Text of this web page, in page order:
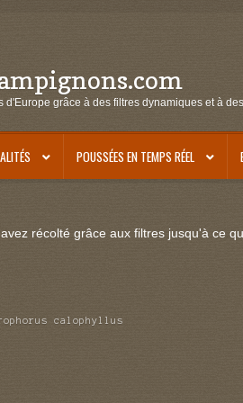
grâce à des filtres dynamiques et à
POUSSÉES EN TEMPS RÉEL
récolté grâce aux filtres jusqu'à ce
calophyllus